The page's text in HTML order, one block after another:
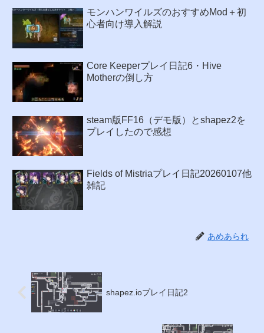
モンハンワイルズのおすすめMod＋初
心者向け導入解説
Core Keeperプレイ日記6・Hive
Motherの倒し方
steam版FF16（デモ版）とshapez2を
プレイしたので感想
Fields of Mistriaプレイ日記20260107他
雑記
あめあられ
shapez.ioプレイ日記2